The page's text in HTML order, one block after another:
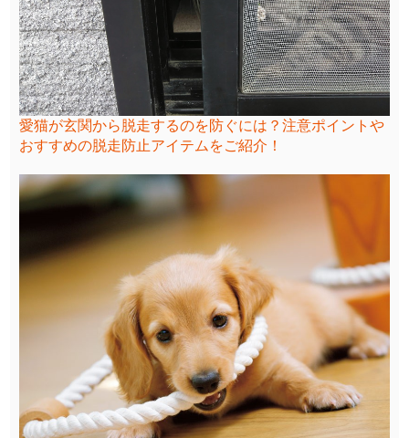
愛猫が玄関から脱走するのを防ぐには？注意ポイントや
おすすめの脱走防止アイテムをご紹介！